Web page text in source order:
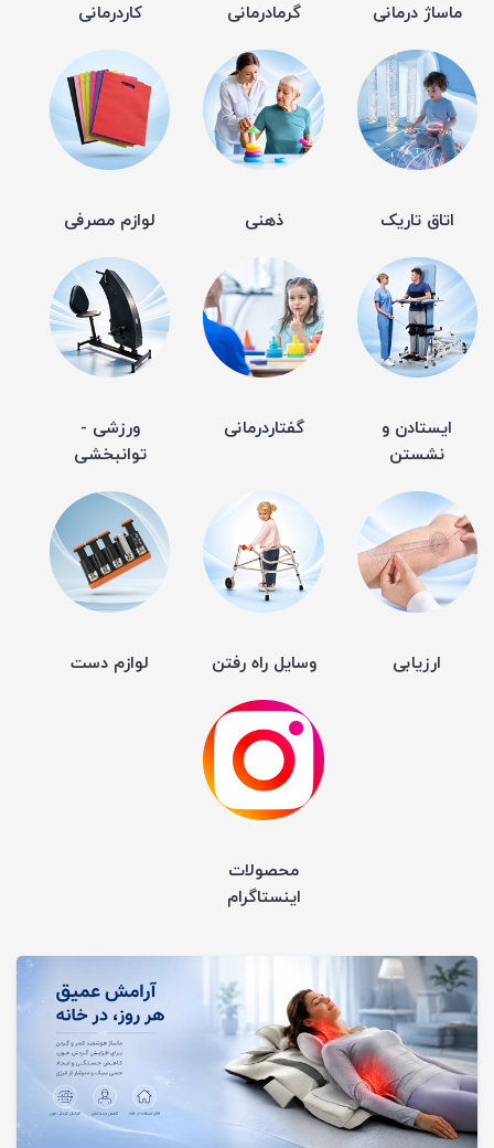
ماساژ درمانی گرمادرمانی کاردرمانی
اتاق تاریک ذهنی لوازم مصرفی
ایستادن و
نشستن
گفتاردرمانی
ورزشی -
توانبخشی
ارزیابی وسایل راه رفتن لوازم دست
محصولات
اینستاگرام